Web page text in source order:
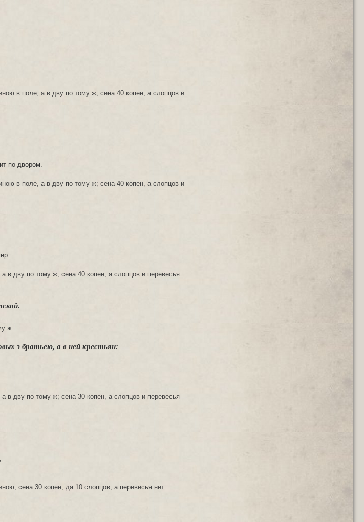
в поле, а в дву по тому ж; сена 40 копен, а слопцов и
по двором.
в поле, а в дву по тому ж; сена 40 копен, а слопцов и
в дву по тому ж; сена 40 копен, а слопцов и перевесья
ж.
з братьею, а в ней крестьян:
в дву по тому ж; сена 30 копен, а слопцов и перевесья
сена 30 копен, да 10 слопцов, а перевесья нет.